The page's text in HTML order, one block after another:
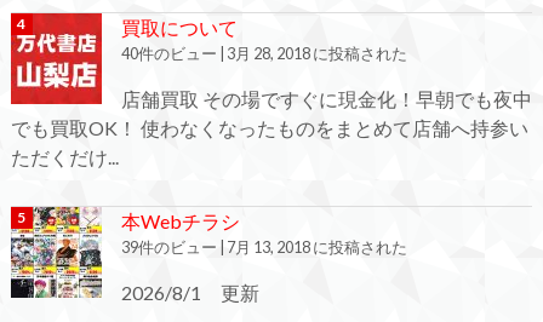
買取について
40件のビュー 3月 28, 2018 に投稿された
店舗買取 その場ですぐに現金化！早朝でも夜中
でも買取OK！ 使わなくなったものをまとめて店舗へ持参い
ただくだけ...
本Webチラシ
39件のビュー 7月 13, 2018 に投稿された
2026/8/1 更新